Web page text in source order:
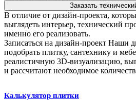
Заказать
В отличие от дизайн-проекта,
выглядеть интерьер, технический
именно его реализовать.
Записаться на дизайн-проект Наши
подобрать плитку, сантехнику и
реалистичную 3D-визуализацию,
и рассчитают необходимое
Калькулятор плитки